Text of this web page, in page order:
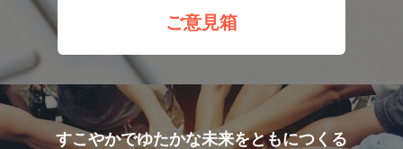
ご意見箱
すこやかでゆたかな未来をともにつくる